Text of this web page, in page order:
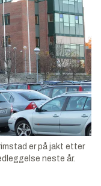
er på jakt etter
neste år.